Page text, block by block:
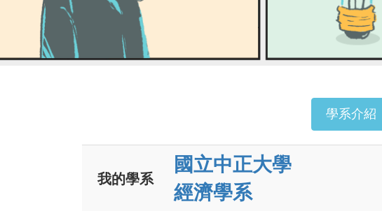
ColleGo! 大學選才與高中育才輔助系統
學系介紹
我的學系
國立中正大學
經濟學系